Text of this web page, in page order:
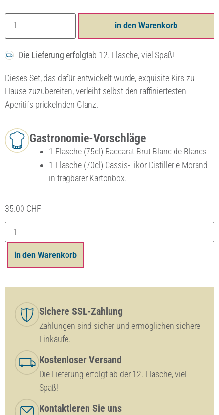
in den Warenkorb
Die Lieferung erfolgtab 12. Flasche, viel Spaß!
Dieses Set, das dafür entwickelt wurde, exquisite Kirs zu
Hause zuzubereiten, verleiht selbst den raffiniertesten
Aperitifs prickelnden Glanz.
Gastronomie-Vorschläge
1 Flasche (75cl) Baccarat Brut Blanc de Blancs
1 Flasche (70cl) Cassis-Likör Distillerie Morand
in tragbarer Kartonbox.
35.00 CHF
in den Warenkorb
Sichere SSL-Zahlung
Zahlungen sind sicher und ermöglichen sichere
Einkäufe.
Kostenloser Versand
Die Lieferung erfolgt ab der 12. Flasche, viel
Spaß!
Kontaktieren Sie uns